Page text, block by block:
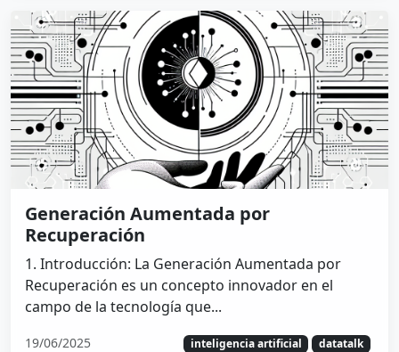
Generación Aumentada por
Recuperación
1. Introducción: La Generación Aumentada por
Recuperación es un concepto innovador en el
campo de la tecnología que...
19/06/2025 inteligencia artificial datatalk